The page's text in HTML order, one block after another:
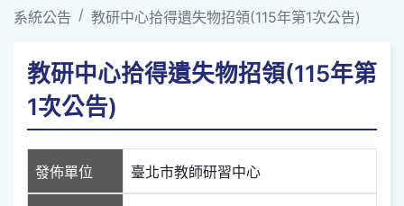
系統公告 教研中心拾得遺失物招領(115年第1次公告)
教研中心拾得遺失物招領(115年第
1次公告)
發佈單位 臺北市教師研習中心